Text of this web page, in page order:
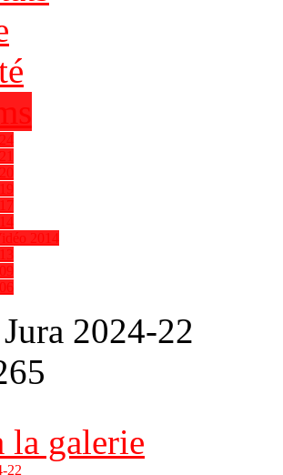
2014
2024-22
la galerie